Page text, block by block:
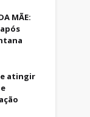
MÃE:
atingir